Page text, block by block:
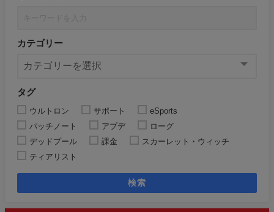
カテゴリー
タグ
ウルトロン サポート
eSports
パッチノート
アプデ
ローグ
デッドプール
課金
スカーレット・ウィッチ
ティアリスト
検索